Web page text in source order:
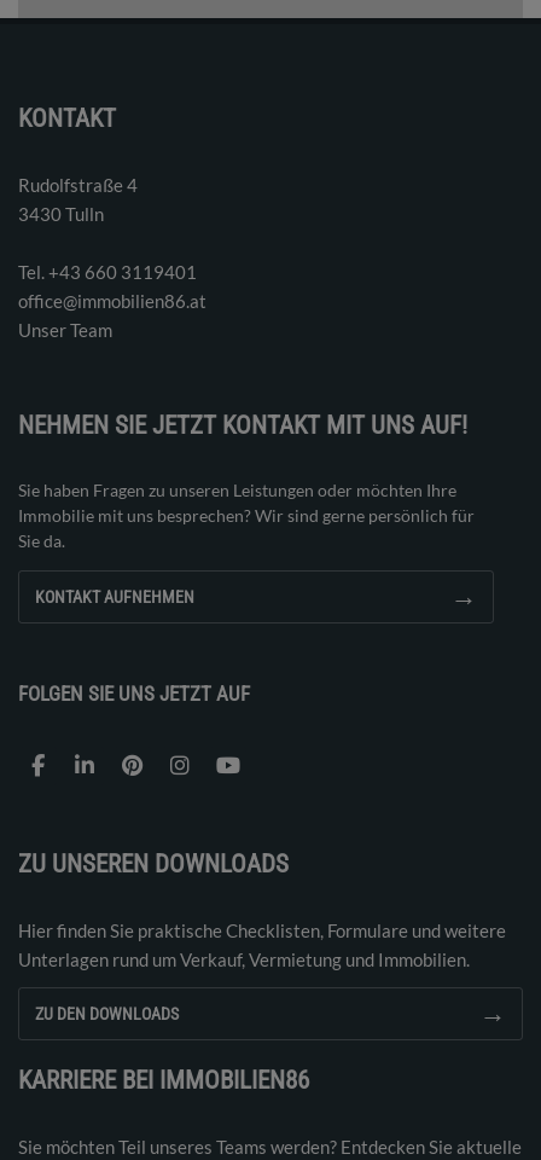
KONTAKT
Rudolfstraße 4
3430 Tulln
Tel. ‭+43 660 3119401‬
office@immobilien86.at
Unser Team
NEHMEN SIE JETZT KONTAKT MIT UNS AUF!
Sie haben Fragen zu unseren Leistungen oder möchten Ihre
Immobilie mit uns besprechen? Wir sind gerne persönlich für
Sie da.
KONTAKT AUFNEHMEN →
FOLGEN SIE UNS JETZT AUF
ZU UNSEREN DOWNLOADS
Hier finden Sie praktische Checklisten, Formulare und weitere
Unterlagen rund um Verkauf, Vermietung und Immobilien.
ZU DEN DOWNLOADS →
KARRIERE BEI IMMOBILIEN86
Sie möchten Teil unseres Teams werden? Entdecken Sie aktuelle